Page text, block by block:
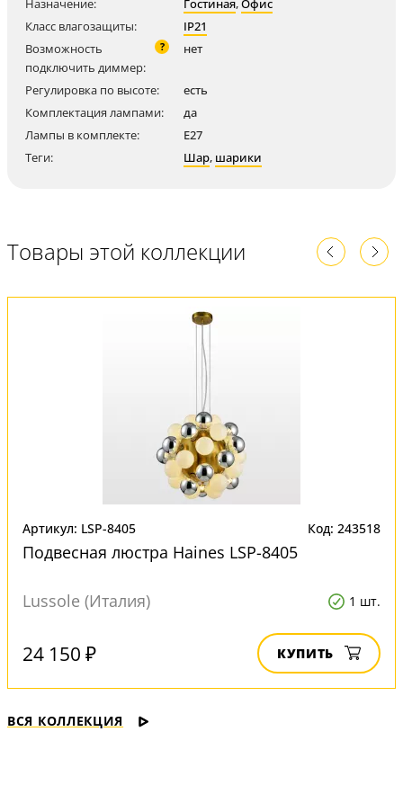
Назначение: Гостиная,Офис
Класс влагозащиты:
IP21
Возможность
подключить диммер:
? нет
Регулировка по высоте:
есть
Комплектация лампами:
да
Лампы в комплекте:
E27
Теги:
Шар, шарики
Товары этой коллекции
Артикул: LSP-8405 Код: 243518
Подвесная люстра Haines LSP-8405
Lussole (Италия) 1 шт.
24 150 ₽ КУПИТЬ
ВСЯ КОЛЛЕКЦИЯ